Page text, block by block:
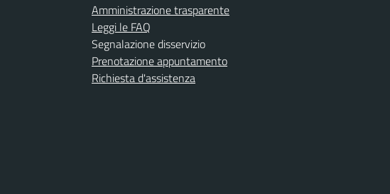
Amministrazione trasparente
Leggi le FAQ
Segnalazione disservizio
Prenotazione appuntamento
Richiesta d'assistenza